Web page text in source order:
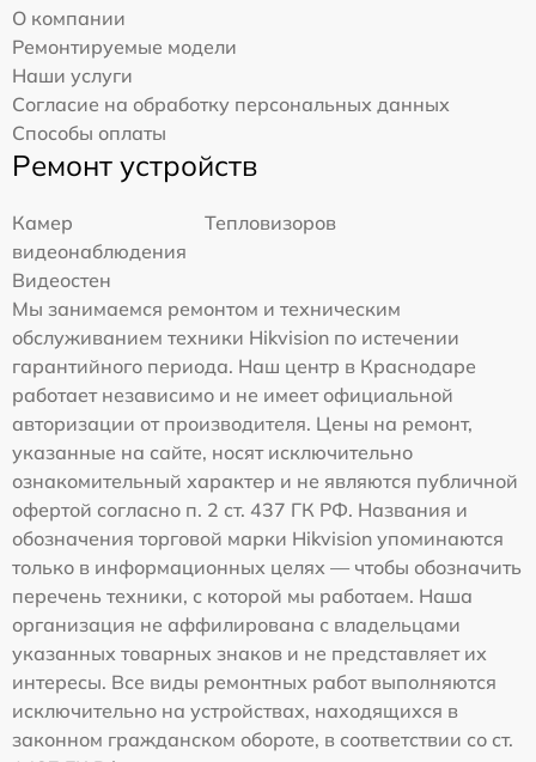
О компании
Ремонтируемые модели
Наши услуги
Согласие на обработку персональных данных
Способы оплаты
Ремонт устройств
Камер
видеонаблюдения
Тепловизоров
Видеостен
Мы занимаемся ремонтом и техническим
обслуживанием техники Hikvision по истечении
гарантийного периода. Наш центр в Краснодаре
работает независимо и не имеет официальной
авторизации от производителя. Цены на ремонт,
указанные на сайте, носят исключительно
ознакомительный характер и не являются публичной
офертой согласно п. 2 ст. 437 ГК РФ. Названия и
обозначения торговой марки Hikvision упоминаются
только в информационных целях — чтобы обозначить
перечень техники, с которой мы работаем. Наша
организация не аффилирована с владельцами
указанных товарных знаков и не представляет их
интересы. Все виды ремонтных работ выполняются
исключительно на устройствах, находящихся в
законном гражданском обороте, в соответствии со ст.